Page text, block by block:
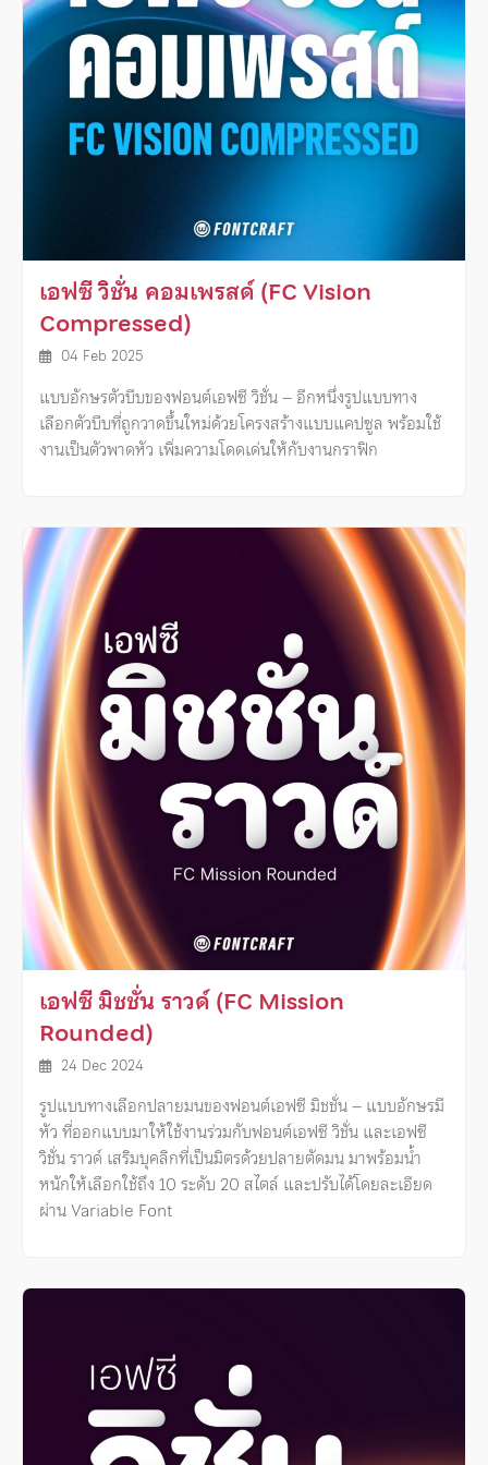
เอฟซี วิชั่น คอมเพรสด์ (FC Vision
Compressed)
04 Feb 2025
แบบอักษรตัวบีบของฟอนต์เอฟซี วิชั่น – อีกหนึ่งรูปแบบทาง
เลือกตัวบีบที่ถูกวาดขึ้นใหม่ด้วยโครงสร้างแบบแคปซูล พร้อมใช้
งานเป็นตัวพาดหัว เพิ่มความโดดเด่นให้กับงานกราฟิก
เอฟซี มิชชั่น ราวด์ (FC Mission
Rounded)
24 Dec 2024
รูปแบบทางเลือกปลายมนของฟอนต์เอฟซี มิชชั่น – แบบอักษรมี
หัว ที่ออกแบบมาให้ใช้งานร่วมกับฟอนต์เอฟซี วิชั่น และเอฟซี
วิชั่น ราวด์ เสริมบุคลิกที่เป็นมิตรด้วยปลายตัดมน มาพร้อมน้ำ
หนักให้เลือกใช้ถึง 10 ระดับ 20 สไตล์ และปรับได้โดยละเอียด
ผ่าน Variable Font